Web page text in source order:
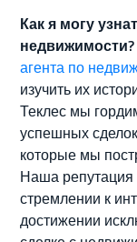
Как я могу
недвижимости?
агента по
изучить их
Теклес мы
успешных
которые мы
Наша
стремлении к
достижении